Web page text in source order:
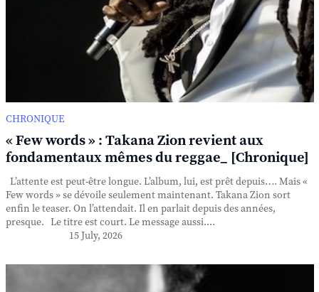
CHRONIQUE
« Few words » : Takana Zion revient aux
fondamentaux mêmes du reggae_ [Chronique]
L’attente est peut-être longue. L’album, lui, est prêt depuis…. Mais «
Few words » se dévoile seulement maintenant. Takana Zion sort
enfin le teaser. On l’attendait. Il en parlait depuis des années,
presque. Le titre est court. Le message aussi....
15 July, 2026